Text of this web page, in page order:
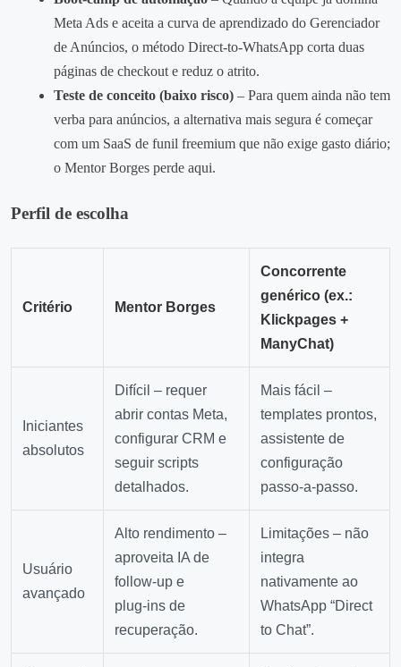
Meta Ads e aceita a curva de aprendizado do Gerenciador
de Anúncios, o método Direct‑to‑WhatsApp corta duas
páginas de checkout e reduz o atrito.
Teste de conceito (baixo risco) – Para quem ainda não tem
verba para anúncios, a alternativa mais segura é começar
com um SaaS de funil freemium que não exige gasto diário;
o Mentor Borges perde aqui.
Perfil de escolha
Critério Mentor Borges
Concorrente
genérico (ex.:
Klickpages +
ManyChat)
Iniciantes
absolutos
Difícil – requer
abrir contas Meta,
configurar CRM e
seguir scripts
detalhados.
Mais fácil –
templates prontos,
assistente de
configuração
passo‑a‑passo.
Usuário
avançado
Alto rendimento –
aproveita IA de
follow‑up e
plug‑ins de
recuperação.
Limitações – não
integra
nativamente ao
WhatsApp “Direct
to Chat”.